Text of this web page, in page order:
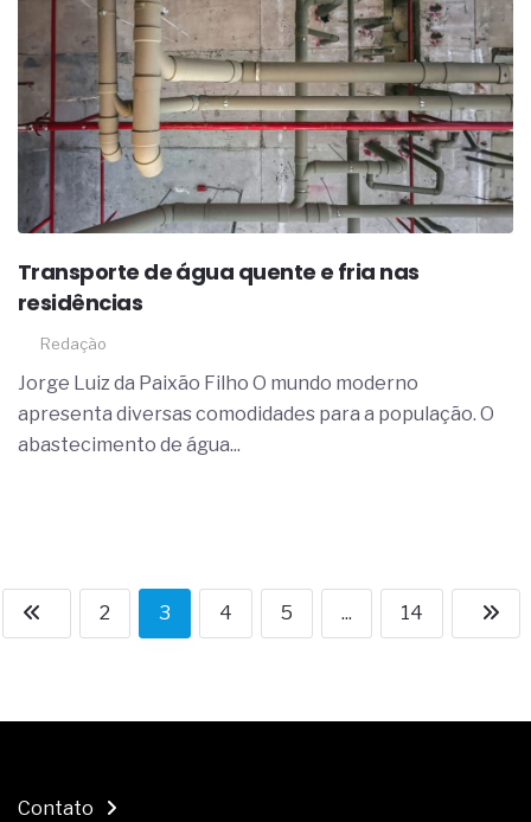
Transporte de água quente e fria nas
residências
Redação
Jorge Luiz da Paixão Filho O mundo moderno
apresenta diversas comodidades para a população. O
abastecimento de água...
2 3 4 5 ... 14
Contato